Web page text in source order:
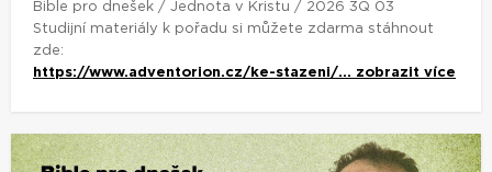
Bible pro dnešek / Jednota v Kristu / 2026 3Q 03
Studijní materiály k pořadu si můžete zdarma stáhnout
zde:
https://www.adventorion.cz/ke-stazeni/... zobrazit více